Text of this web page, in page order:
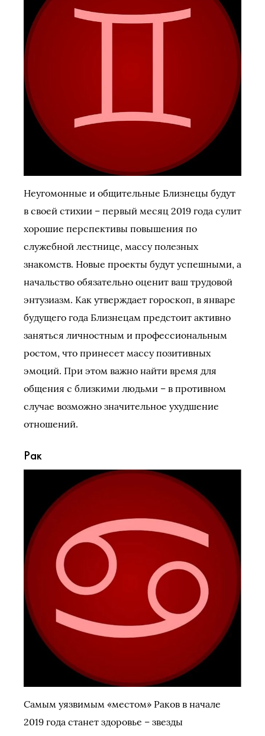
Неугомонные и общительные Близнецы будут
в своей стихии – первый месяц 2019 года сулит
хорошие перспективы повышения по
служебной лестнице, массу полезных
знакомств. Новые проекты будут успешными, а
начальство обязательно оценит ваш трудовой
энтузиазм. Как утверждает гороскоп, в январе
будущего года Близнецам предстоит активно
заняться личностным и профессиональным
ростом, что принесет массу позитивных
эмоций. При этом важно найти время для
общения с близкими людьми – в противном
случае возможно значительное ухудшение
отношений.
Рак
Самым уязвимым «местом» Раков в начале
2019 года станет здоровье – звезды